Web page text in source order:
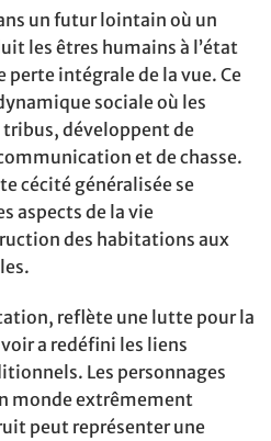
un futur lointain où un
les êtres humains à l’état
intégrale de la vue. Ce
sociale où les
développent de
et de chasse.
cécité généralisée se
aspects de la vie
des habitations aux
reflète une lutte pour la
a redéfini les liens
Les personnages
monde extrêmement
peut représenter une